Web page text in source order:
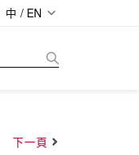
中 / EN
下一頁